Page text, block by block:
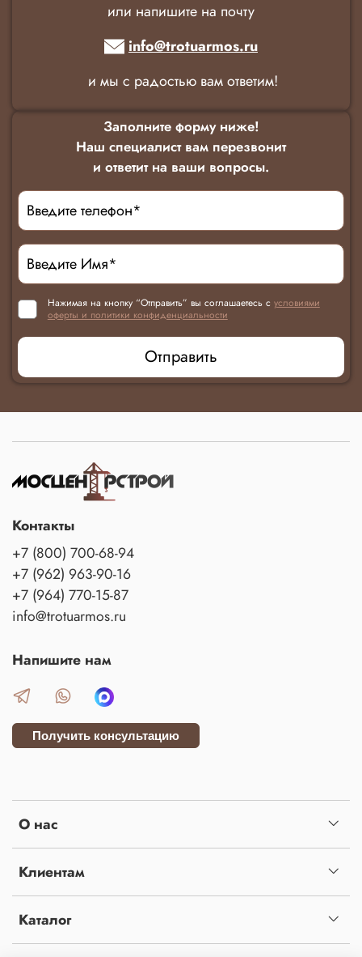
или напишите на почту
info@trotuarmos.ru
и мы с радостью вам ответим!
Заполните форму ниже!
Наш специалист вам перезвонит
и ответит на ваши вопросы.
Нажимая на кнопку “Отправить” вы соглашаетесь с условиями
оферты и политики конфиденциальности
Отправить
О нас
Клиентам
Каталог
Контакты
+7 (800) 700-68-94
+7 (962) 963-90-16
+7 (964) 770-15-87
info@trotuarmos.ru
Напишите нам
Получить консультацию